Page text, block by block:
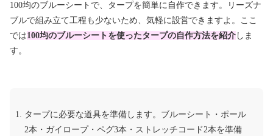
100均のブルーシートで、タープを簡単に自作できます。リーズナ
ブルで組み立て工程も少ないため、気軽に設営できますよ。ここ
では100均のブルーシートを使ったタープの自作方法を紹介 しま
す。
タープに必要な道具を準備します。ブルーシート・ポール
2本・ガイロープ・ペグ3本・ストレッチコード2本を準備